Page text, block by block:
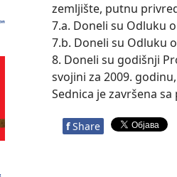
zemljište, putnu
7.a. Doneli su Odluku
7.b. Doneli su Odluku
8. Doneli su godišnji
svojini za 2009. godinu,
Sednica je završena
f Share